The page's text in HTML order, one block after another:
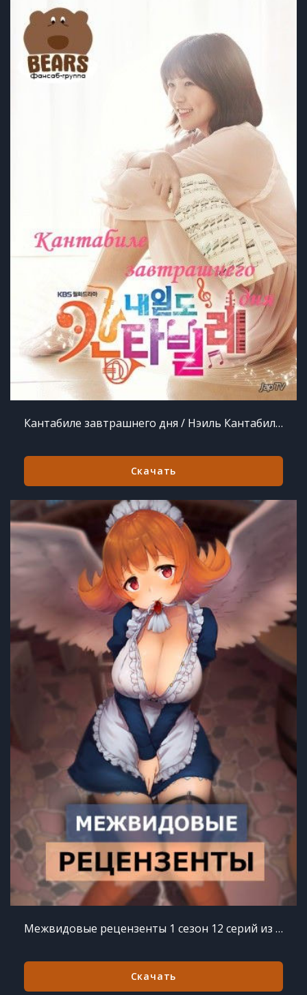
Кантабиле завтрашнего дня / Нэиль Кантабиле / Tomorrow Cantabile [14 из 14] (2014) TVRip
Скачать
Межвидовые рецензенты 1 сезон 12 серий из 12
Скачать